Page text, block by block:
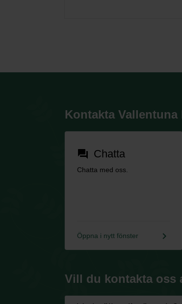
Kontakta Vallentuna
forum Chatta
Chatta med oss.
Öppna i nytt fönster keyboard_arrow_right
Vill du kontakta oss